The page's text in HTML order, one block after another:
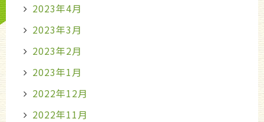
2023年4月
2023年3月
2023年2月
2023年1月
2022年12月
2022年11月